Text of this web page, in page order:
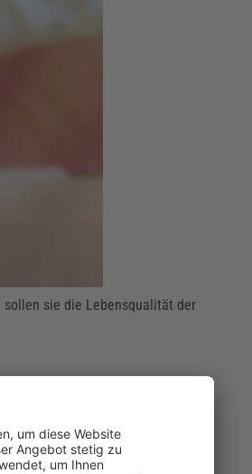
sie die Lebensqualität der
sich in der Praxis bereits